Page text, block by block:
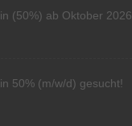
(50%) ab Oktober 2026
50% (m/w/d) gesucht!